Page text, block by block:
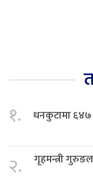
१. धनकुटामा ६४७
२.
गृहमन्त्री